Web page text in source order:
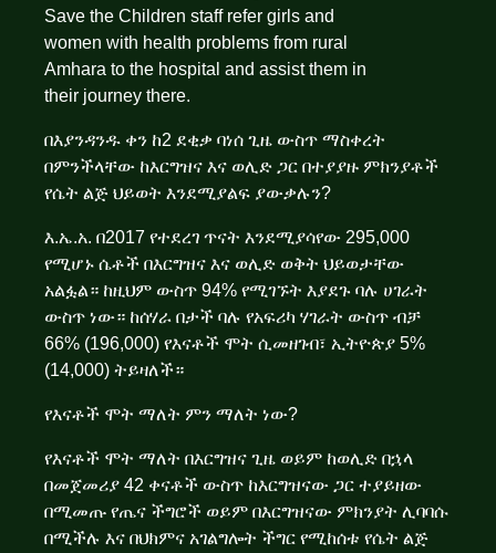
Save the Children staff refer girls and
women with health problems from rural
Amhara to the hospital and assist them in
their journey there.
በእያንዳንዱ ቀን ከ2 ደቂቃ ባነሰ ጊዜ ውስጥ ማስቀረት
በምንችላቸው ከእርግዝና እና ወሊድ ጋር በተያያዙ ምክንያቶች
የሴት ልጅ ህይወት እንደሚያልፍ ያውቃሉን?
እ.ኤ.አ. በ2017 የተደረገ ጥናት እንደሚያሳየው 295,000
የሚሆኑ ሴቶች በእርግዝና እና ወሊድ ወቅት ህይወታቸው
አልፏል። ከዚህም ውስጥ 94% የሚገኙት እያደጉ ባሉ ሀገራት
ውስጥ ነው። ከሰሃራ በታች ባሉ የአፍሪካ ሃገራት ውስጥ ብቻ
66% (196,000) የእናቶች ሞት ሲመዘገብ፣ ኢትዮጵያ 5%
(14,000) ትይዛለች።
የእናቶች ሞት ማለት ምን ማለት ነው?
የእናቶች ሞት ማለት በእርግዝና ጊዜ ወይም ከወሊድ በኋላ
በመጀመሪያ 42 ቀናቶች ውስጥ ከእርግዝናው ጋር ተያይዘው
በሚመጡ የጤና ችግሮች ወይም በእርግዝናው ምክንያት ሊባባሱ
በሚችሉ እና በህክምና አገልግሎት ችግር የሚከሰቱ የሴት ልጅ